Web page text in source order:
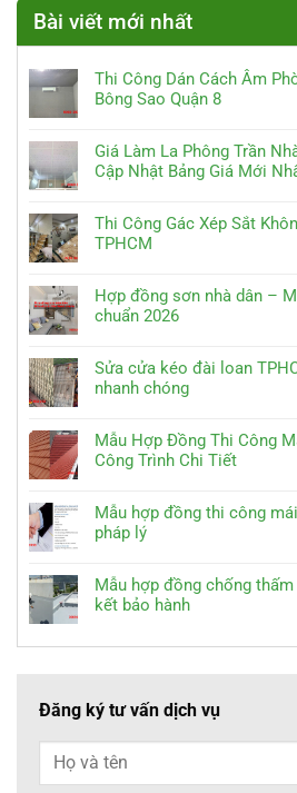
Bài viết mới nhất
Thi Công Dán Cách Âm
Bông Sao Quận 8
Giá Làm La Phông Trần
Cập Nhật Bảng Giá Mới
Thi Công Gác Xép Sắt
TPHCM
Hợp đồng sơn nhà dân –
chuẩn 2026
Sửa cửa kéo đài loan
nhanh chóng
Mẫu Hợp Đồng Thi Công
Công Trình Chi Tiết
Mẫu hợp đồng thi công
pháp lý
Mẫu hợp đồng chống
kết bảo hành
Đăng ký tư vấn dịch vụ